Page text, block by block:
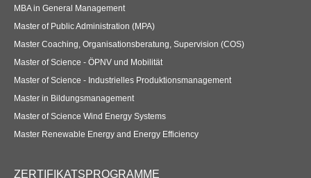
Navigation
MBA in General Management
Master of Public Administration (MPA)
Master Coaching, Organisationsberatung, Supervision (COS)
Master of Science - ÖPNV und Mobilität
Master of Science - Industrielles Produktionsmanagement
Master in Bildungsmanagement
Master of Science Wind Energy Systems
Master Renewable Energy and Energy Efficiency
ZERTIFIKATSPROGRAMME